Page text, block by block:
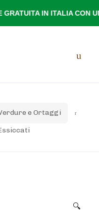
e Ortaggi
🔍
IN ITALIA CON